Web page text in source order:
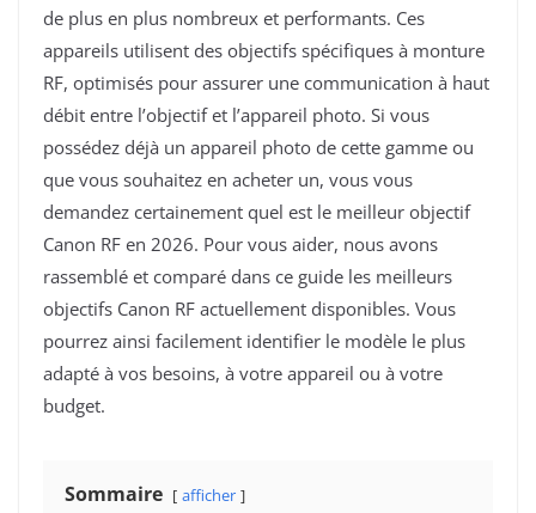
de plus en plus nombreux et performants. Ces
appareils utilisent des objectifs spécifiques à monture
RF, optimisés pour assurer une communication à haut
débit entre l’objectif et l’appareil photo. Si vous
possédez déjà un appareil photo de cette gamme ou
que vous souhaitez en acheter un, vous vous
demandez certainement quel est le meilleur objectif
Canon RF en 2026. Pour vous aider, nous avons
rassemblé et comparé dans ce guide les meilleurs
objectifs Canon RF actuellement disponibles. Vous
pourrez ainsi facilement identifier le modèle le plus
adapté à vos besoins, à votre appareil ou à votre
budget.
Sommaire afficher